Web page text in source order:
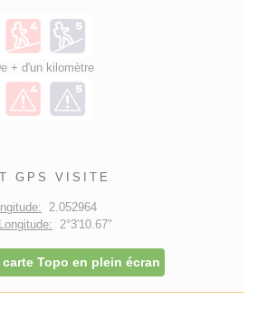
+ d'un kilomètre
GPS VISITE
2.052964
Longitude: 2°3'10.67"
Topo en plein écran